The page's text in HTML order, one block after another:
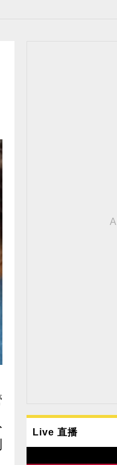
Live 直播